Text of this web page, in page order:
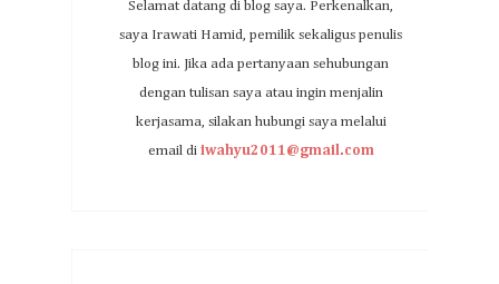
Selamat datang di blog saya. Perkenalkan,
saya Irawati Hamid, pemilik sekaligus penulis
blog ini. Jika ada pertanyaan sehubungan
dengan tulisan saya atau ingin menjalin
kerjasama, silakan hubungi saya melalui
email di iwahyu2011@gmail.com